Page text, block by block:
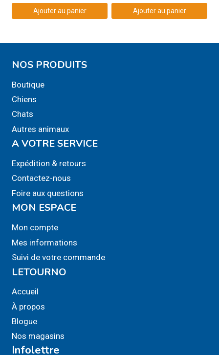
Ajouter au panier Ajouter au panier
NOS PRODUITS
Boutique
Chiens
Chats
Autres animaux
A VOTRE SERVICE
Expédition & retours
Contactez-nous
Foire aux questions
MON ESPACE
Mon compte
Mes informations
Suivi de votre commande
LETOURNO
Accueil
À propos
Blogue
Nos magasins
Infolettre